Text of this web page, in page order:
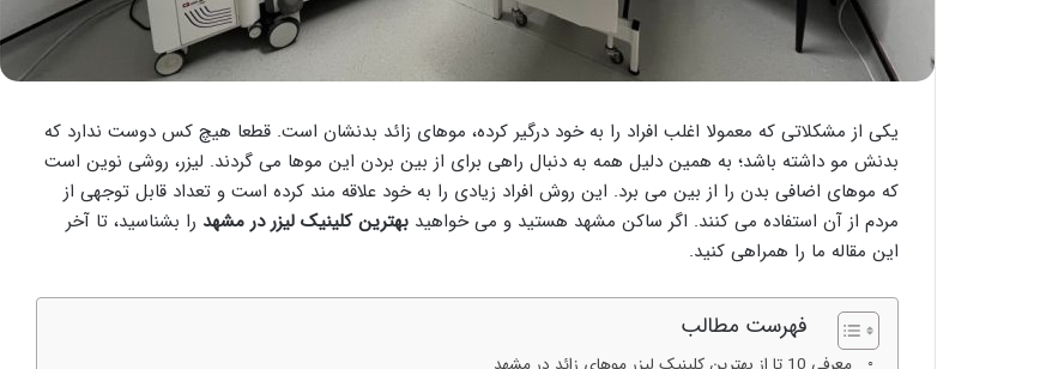
یکی از مشکلاتی که معمولا اغلب افراد را به خود درگیر کرده، موهای زائد بدنشان است. قطعا هیچ کس دوست ندارد که
بدنش مو داشته باشد؛ به همین دلیل همه به دنبال راهی برای از بین بردن این موها می گردند. لیزر، روشی نوین است
که موهای اضافی بدن را از بین می برد. این روش افراد زیادی را به خود علاقه مند کرده است و تعداد قابل توجهی از
مردم از آن استفاده می کنند. اگر ساکن مشهد هستید و می خواهید بهترین کلینیک لیزر در مشهد را بشناسید، تا آخر
این مقاله ما را همراهی کنید.
فهرست مطالب